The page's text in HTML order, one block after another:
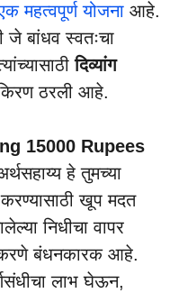
महत्वपूर्ण योजना आहे.
जे बांधव स्वतःचा
दिव्यांग
ठरली आहे.
15000 Rupees
हे तुमच्या
खूप मदत
निधीचा वापर
करणे बंधनकारक आहे.
लाभ घेऊन,